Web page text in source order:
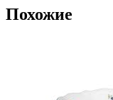
Похожие